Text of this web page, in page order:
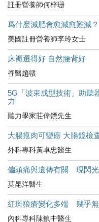
註冊營養師何梓珊
爲什麽減肥會愈減愈難減？
美國註冊營養師李玲女士
床褥選得好 自然腰背好
脊醫趙贛
5G「波束成型技術」助聽
力
聽力學家莊偉鏢先生
大腸瘜肉可變癌 大腸鏡檢
外科專科黃卓忠醫生
偏頭痛與遺傳有關 現閃
莫昆洋醫生
紅斑狼瘡變化多端 幾乎
內科專科陳鎮中醫生